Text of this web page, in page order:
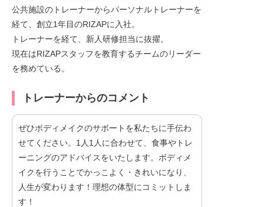
公共施設のトレーナーからパーソナルトレーナーを
経て、創立1年目のRIZAPに入社。
トレーナーを経て、新人研修担当に抜擢。
現在はRIZAPスタッフを教育するチームのリーダー
を務めている。
トレーナーからのコメント
ぜひボディメイクのサポートを私たちに手伝わ
せてください。1人1人に合わせて、食事やトレ
ーニングのアドバイスをいたします。ボディメ
イクを行うことでかっこよく・きれいになり、
人生が変わります！理想の体型にコミットしま
す！